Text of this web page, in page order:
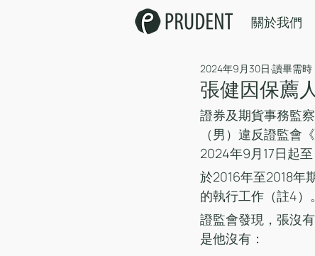
關於我們
張健因保薦
2024年9月30日 讀畢需時
證券及期貨事務監
（男）違反證監會
2024年9月17日起至
於2016年至2018年
的執行工作（註4）。
證監會發現，張沒
是他沒有：